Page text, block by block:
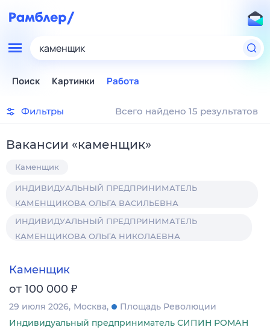
каменщик
Поиск Картинки Работа
Фильтры Всего найдено 15 результатов
Вакансии «каменщик»
Каменщик
ИНДИВИДУАЛЬНЫЙ ПРЕДПРИНИМАТЕЛЬ
КАМЕНЩИКОВА ОЛЬГА ВАСИЛЬЕВНА
ИНДИВИДУАЛЬНЫЙ ПРЕДПРИНИМАТЕЛЬ
КАМЕНЩИКОВА ОЛЬГА НИКОЛАЕВНА
Каменщик
от 100 000 ₽
29 июля 2026 Москва
Площадь Революции
Индивидуальный предприниматель СИПИН РОМАН